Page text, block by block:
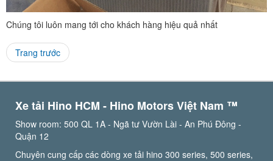
Chúng tôi luôn mang tới cho khách hàng hiệu quả nhất
Trang trước
Xe tải Hino HCM - Hino Motors Việt Nam ™️
Show room: 500 QL 1A - Ngã tư Vườn Lài - An Phú Đông -
Quận 12
Chuyên cung cấp các dòng xe tải hino 300 series, 500 series,